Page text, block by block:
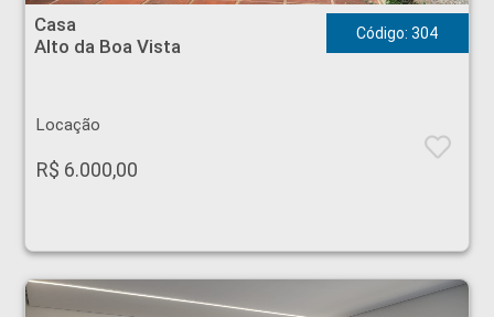
Casa
Alto da Boa Vista
Código: 304
Locação
R$ 6.000,00